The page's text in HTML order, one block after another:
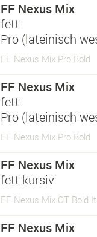
FF Nexus Mix
fett
Pro (lateinisch
FF Nexus Mix Pro Bold
FF Nexus Mix
fett
Pro (lateinisch
FF Nexus Mix Pro Bold
FF Nexus Mix
fett kursiv
FF Nexus Mix OT Bold
FF Nexus Mix